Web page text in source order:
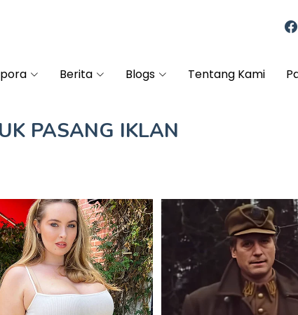
Berita Blogs Tentang Kami
PASANG IKLAN